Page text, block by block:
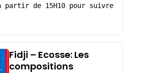
partir de 15H10 pour suivre
Fidji – Ecosse: Les
compositions